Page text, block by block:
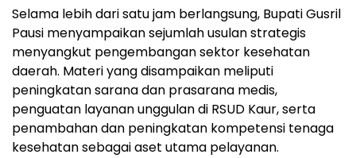
Selama lebih dari satu jam berlangsung, Bupati Gusril
Pausi menyampaikan sejumlah usulan strategis
menyangkut pengembangan sektor kesehatan
daerah. Materi yang disampaikan meliputi
peningkatan sarana dan prasarana medis,
penguatan layanan unggulan di RSUD Kaur, serta
penambahan dan peningkatan kompetensi tenaga
kesehatan sebagai aset utama pelayanan.